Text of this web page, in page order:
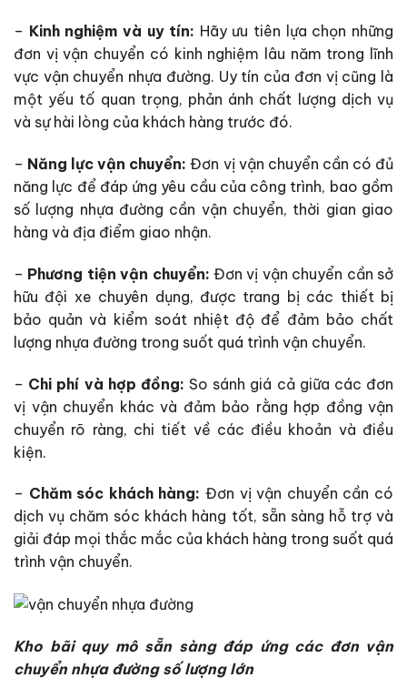
– Kinh nghiệm và uy tín: Hãy ưu tiên lựa chọn những
đơn vị vận chuyển có kinh nghiệm lâu năm trong lĩnh
vực vận chuyển nhựa đường. Uy tín của đơn vị cũng là
một yếu tố quan trọng, phản ánh chất lượng dịch vụ
và sự hài lòng của khách hàng trước đó.
– Năng lực vận chuyển: Đơn vị vận chuyển cần có đủ
năng lực để đáp ứng yêu cầu của công trình, bao gồm
số lượng nhựa đường cần vận chuyển, thời gian giao
hàng và địa điểm giao nhận.
– Phương tiện vận chuyển: Đơn vị vận chuyển cần sở
hữu đội xe chuyên dụng, được trang bị các thiết bị
bảo quản và kiểm soát nhiệt độ để đảm bảo chất
lượng nhựa đường trong suốt quá trình vận chuyển.
– Chi phí và hợp đồng: So sánh giá cả giữa các đơn
vị vận chuyển khác và đảm bảo rằng hợp đồng vận
chuyển rõ ràng, chi tiết về các điều khoản và điều
kiện.
– Chăm sóc khách hàng: Đơn vị vận chuyển cần có
dịch vụ chăm sóc khách hàng tốt, sẵn sàng hỗ trợ và
giải đáp mọi thắc mắc của khách hàng trong suốt quá
trình vận chuyển.
Kho bãi quy mô sẵn sàng đáp ứng các đơn vận
chuyển nhựa đường số lượng lớn